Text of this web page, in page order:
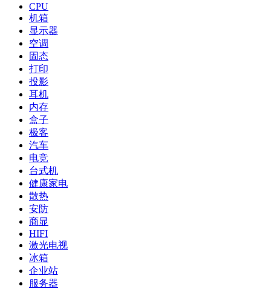
CPU
机箱
显示器
空调
固态
打印
投影
耳机
内存
盒子
极客
汽车
电竞
台式机
健康家电
散热
安防
商显
HIFI
激光电视
冰箱
企业站
服务器